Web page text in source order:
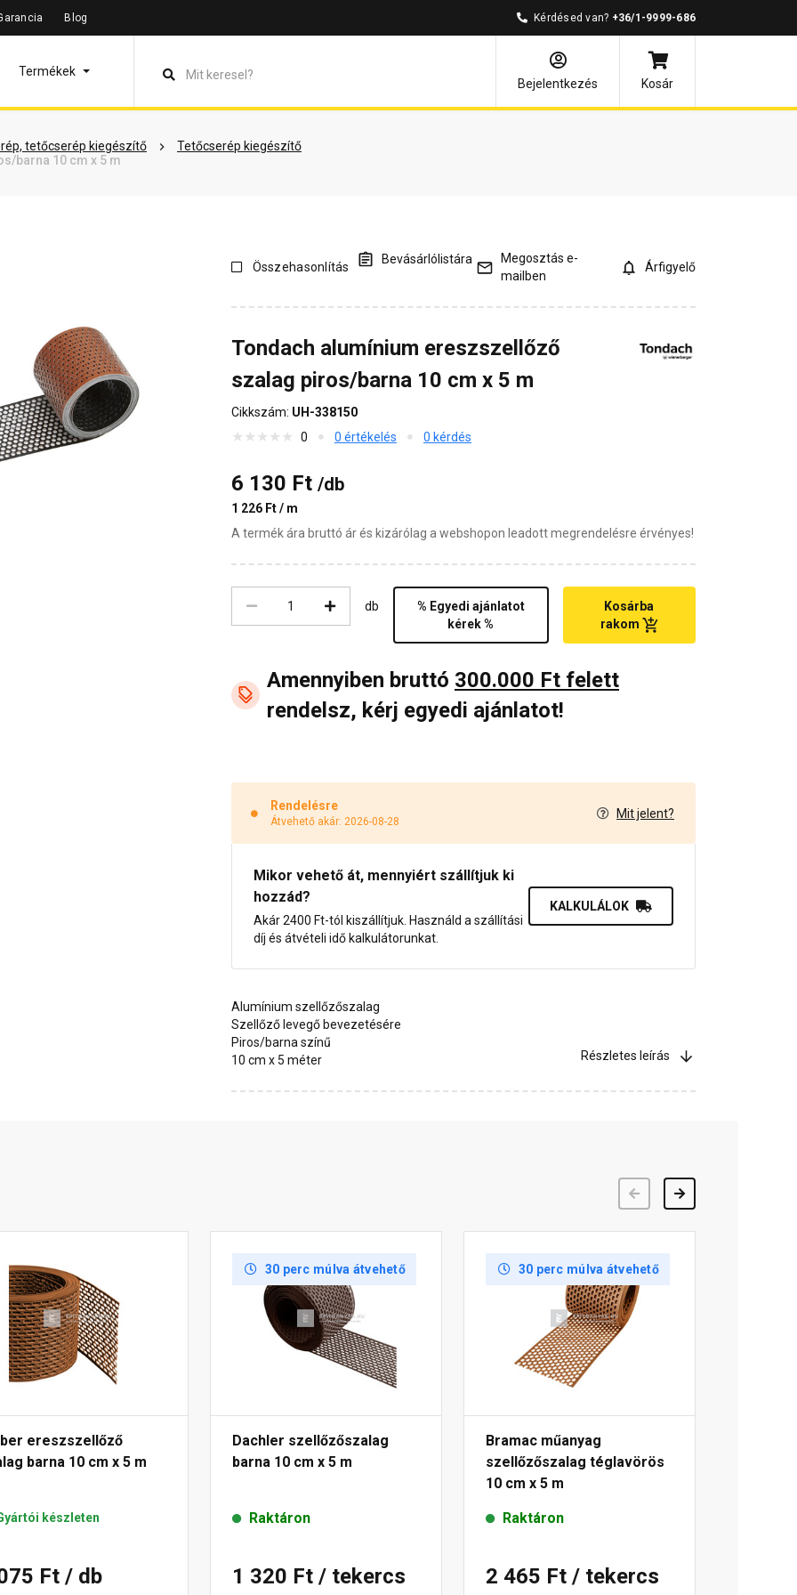
Blog Kérdésed van? +36/1-9999-686
Termékek
Bejelentkezés
Kosár
tetőcserép kiegészítő
Tetőcserép kiegészítő
barna 10 cm x 5 m
Termékinformáció Vásárlói vélemények Kérdések és válaszok Kapcsolódó cikkek
Összehasonlítás
Bevásárlólistára
Megosztás e-
mailben
Árfigyelő
Tondach alumínium ereszszellőző
szalag piros/barna 10 cm x 5 m
Cikkszám: UH-338150
0
0 értékelés 0 kérdés
6 130 Ft /db
1 226 Ft / m
A termék ára bruttó ár és kizárólag a webshopon leadott megrendelésre érvényes!
db
% Egyedi ajánlatot
kérek %
Kosárba
rakom
Amennyiben bruttó 300.000 Ft felett
rendelsz, kérj egyedi ajánlatot!
Rendelésre
Átvehető akár: 2026-08-28
Mit jelent?
Mikor vehető át, mennyiért szállítjuk ki
hozzád?
Akár 2400 Ft-tól kiszállítjuk. Használd a szállítási
díj és átvételi idő kalkulátorunkat.
KALKULÁLOK
Alumínium szellőzőszalag
Szellőző levegő bevezetésére
Piros/barna színű
10 cm x 5 méter
Részletes leírás
ereszszellőző
barna 10 cm x 5 m
készleten
Ft / db
30 perc múlva átvehető
Dachler szellőzőszalag
barna 10 cm x 5 m
Raktáron
1 320 Ft / tekercs
30 perc múlva átvehető
Bramac műanyag
szellőzőszalag téglavörös
10 cm x 5 m
Raktáron
2 465 Ft / tekercs